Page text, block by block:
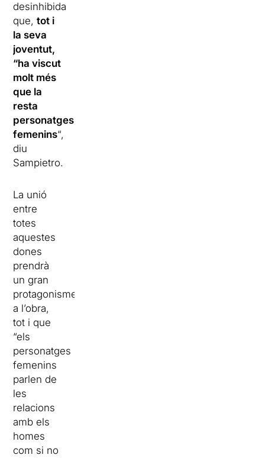
desinhibida
que,tot i
la seva
joventut,
“ha viscut
molt més
que la
resta
personatges
femenins“,
diu
Sampietro.
La unió
entre
totes
aquestes
dones
prendrà
un gran
protagonisme
a l’obra,
tot i que
“els
personatges
femenins
parlen de
les
relacions
amb els
homes
com si no